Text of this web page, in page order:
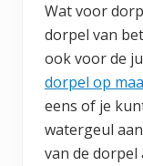
Wat voor
dorpel van
ook voor de
dorpel op
eens of je
watergeul
van de